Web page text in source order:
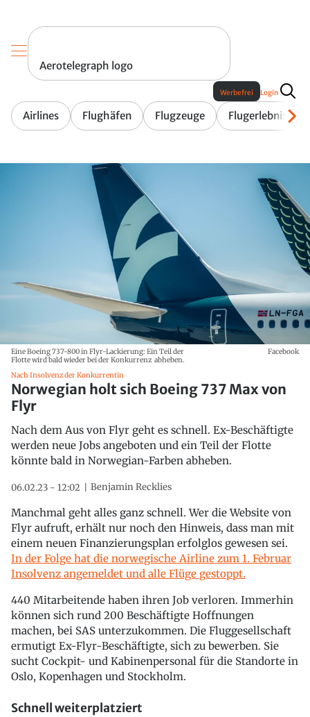
Aerotelegraph logo
Airlines Flughäfen Flugzeuge Flugerlebnis
Werbefrei Login
Eine Boeing 737-800 in Flyr-Lackierung: Ein Teil der
Flotte wird bald wieder bei der Konkurrenz abheben.
Facebook
Nach Insolvenz der Konkurrentin
Norwegian holt sich Boeing 737 Max von
Flyr
Nach dem Aus von Flyr geht es schnell. Ex-Beschäftigte
werden neue Jobs angeboten und ein Teil der Flotte
könnte bald in Norwegian-Farben abheben.
06.02.23 - 12:02 Benjamin Recklies
Manchmal geht alles ganz schnell. Wer die Website von
Flyr aufruft, erhält nur noch den Hinweis, dass man mit
einem neuen Finanzierungsplan erfolglos gewesen sei.
In der Folge hat die norwegische Airline zum 1. Februar
Insolvenz angemeldet und alle Flüge gestoppt.
440 Mitarbeitende haben ihren Job verloren. Immerhin
können sich rund 200 Beschäftigte Hoffnungen
machen, bei SAS unterzukommen. Die Fluggesellschaft
ermutigt Ex-Flyr-Beschäftigte, sich zu bewerben. Sie
sucht Cockpit- und Kabinenpersonal für die Standorte in
Oslo, Kopenhagen und Stockholm.
Schnell weiterplatziert